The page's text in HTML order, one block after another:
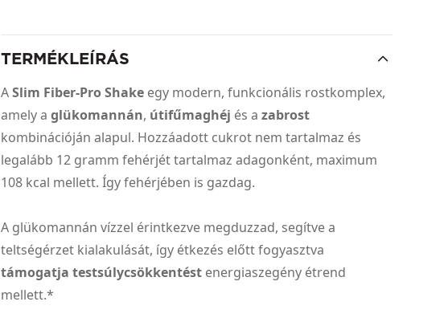
TERMÉKLEÍRÁS
ASlim Fiber-Pro Shake egy modern, funkcionális rostkomplex,
amely aglükomannán, útifűmaghéj és azabrost
kombinációján alapul. Hozzáadott cukrot nem tartalmaz és
legalább 12 gramm fehérjét tartalmaz adagonként, maximum
108 kcal mellett. Így fehérjében is gazdag.
A glükomannán vízzel érintkezve megduzzad, segítve a
teltségérzet kialakulását, így étkezés előtt fogyasztva
támogatja testsúlycsökkentést energiaszegény étrend
mellett.*